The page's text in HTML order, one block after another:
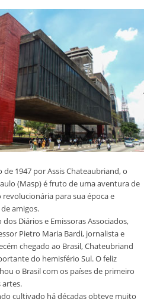
1947 por Assis Chateaubriand, o
(Masp) é fruto de uma aventura de
revolucionária para sua época e
amigos.
Diários e Emissoras Associados,
Pietro Maria Bardi, jornalista e
chegado ao Brasil, Chateubriand
do hemisfério Sul. O feliz
o Brasil com os países de primeiro
cultivado há décadas obteve muito